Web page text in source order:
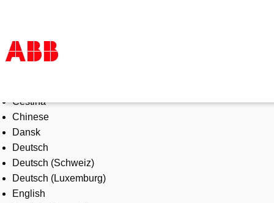
Products & Solutions
Industries
Services
About us
Where to buy
Contact us
Careers
Čeština
Chinese
Dansk
Deutsch
Deutsch (Schweiz)
Deutsch (Luxemburg)
English